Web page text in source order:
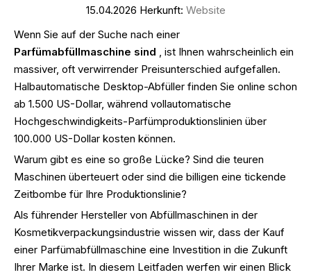
15.04.2026 Herkunft: Website
Wenn Sie auf der Suche nach einer
Parfümabfüllmaschine sind , ist Ihnen wahrscheinlich ein
massiver, oft verwirrender Preisunterschied aufgefallen.
Halbautomatische Desktop-Abfüller finden Sie online schon
ab 1.500 US-Dollar, während vollautomatische
Hochgeschwindigkeits-Parfümproduktionslinien über
100.000 US-Dollar kosten können.
Warum gibt es eine so große Lücke? Sind die teuren
Maschinen überteuert oder sind die billigen eine tickende
Zeitbombe für Ihre Produktionslinie?
Als führender Hersteller von Abfüllmaschinen in der
Kosmetikverpackungsindustrie wissen wir, dass der Kauf
einer Parfümabfüllmaschine eine Investition in die Zukunft
Ihrer Marke ist. In diesem Leitfaden werfen wir einen Blick